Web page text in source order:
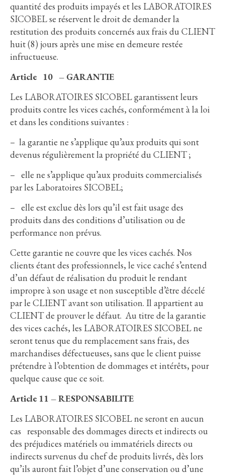
quantité des produits impayés et les LABORATOIRES
SICOBEL se réservent le droit de demander la
restitution des produits concernés aux frais du CLIENT
huit (8) jours après une mise en demeure restée
infructueuse.
Article 10 – GARANTIE
Les LABORATOIRES SICOBEL garantissent leurs
produits contre les vices cachés, conformément à la loi
et dans les conditions suivantes :
– la garantie ne s’applique qu’aux produits qui sont
devenus régulièrement la propriété du CLIENT ;
– elle ne s’applique qu’aux produits commercialisés
par les Laboratoires SICOBEL;
– elle est exclue dès lors qu’il est fait usage des
produits dans des conditions d’utilisation ou de
performance non prévus.
Cette garantie ne couvre que les vices cachés. Nos
clients étant des professionnels, le vice caché s’entend
d’un défaut de réalisation du produit le rendant
impropre à son usage et non susceptible d’être décelé
par le CLIENT avant son utilisation. Il appartient au
CLIENT de prouver le défaut. Au titre de la garantie
des vices cachés, les LABORATOIRES SICOBEL ne
seront tenus que du remplacement sans frais, des
marchandises défectueuses, sans que le client puisse
prétendre à l’obtention de dommages et intérêts, pour
quelque cause que ce soit.
Article 11 – RESPONSABILITE
Les LABORATOIRES SICOBEL ne seront en aucun
cas responsable des dommages directs et indirects ou
des préjudices matériels ou immatériels directs ou
indirects survenus du chef de produits livrés, dès lors
qu’ils auront fait l’objet d’une conservation ou d’une